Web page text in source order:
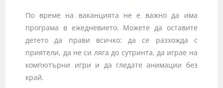
По време на ваканцията не е важно да има
програма в ежедневието. Можете да оставите
детето да прави всичко: да се разхожда с
приятели, да не си ляга до сутринта, да играе на
компютърни игри и да гледате анимации без
край.